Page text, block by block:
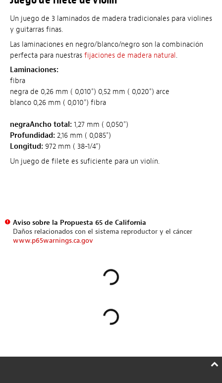
Un juego de 3 laminados de madera tradicionales para violines
y guitarras finas.
Las laminaciones en negro/blanco/negro son la combinación
perfecta para nuestras fijaciones de madera natural.
Laminaciones:
fibra
negra de 0,26 mm ( 0,010") 0,52 mm ( 0,020") arce
blanco 0,26 mm ( 0,010") fibra
negraAncho total: 1,27 mm ( 0,050")
Profundidad: 2,16 mm ( 0,085")
Longitud: 972 mm ( 38-1/4")
Un juego de filete es suficiente para un violín.
Aviso sobre la Propuesta 65 de California
Daños relacionados con el sistema reproductor y el cáncer
www.p65warnings.ca.gov